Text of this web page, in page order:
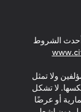
الشروط
in a new tab
ولا تمثل
لا تشكل
أو عرضًا